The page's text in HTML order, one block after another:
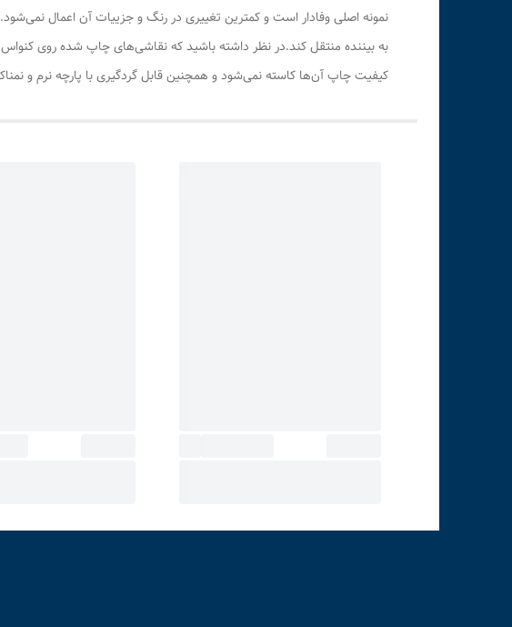
نمونه اصلی وفادار است و کمترین تغییری در رنگ و جزییات آن اعمال
به بیننده منتقل کند.در نظر داشته باشید که نقاشی‌های چاپ شده روی
کیفیت چاپ آن‌ها کاسته نمی‌شود و همچنین قابل گردگیری با پارچه نرم و